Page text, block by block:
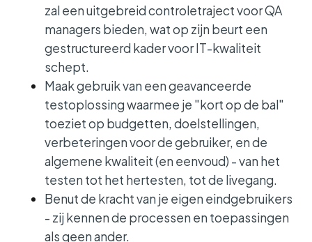
zal een uitgebreid controletraject voor QA
managers bieden, wat op zijn beurt een
gestructureerd kader voor IT-kwaliteit
schept.
Maak gebruik van een geavanceerde
testoplossing waarmee je "kort op de bal"
toeziet op budgetten, doelstellingen,
verbeteringen voor de gebruiker, en de
algemene kwaliteit (en eenvoud) - van het
testen tot het hertesten, tot de livegang.
Benut de kracht van je eigen eindgebruikers
- zij kennen de processen en toepassingen
als geen ander.